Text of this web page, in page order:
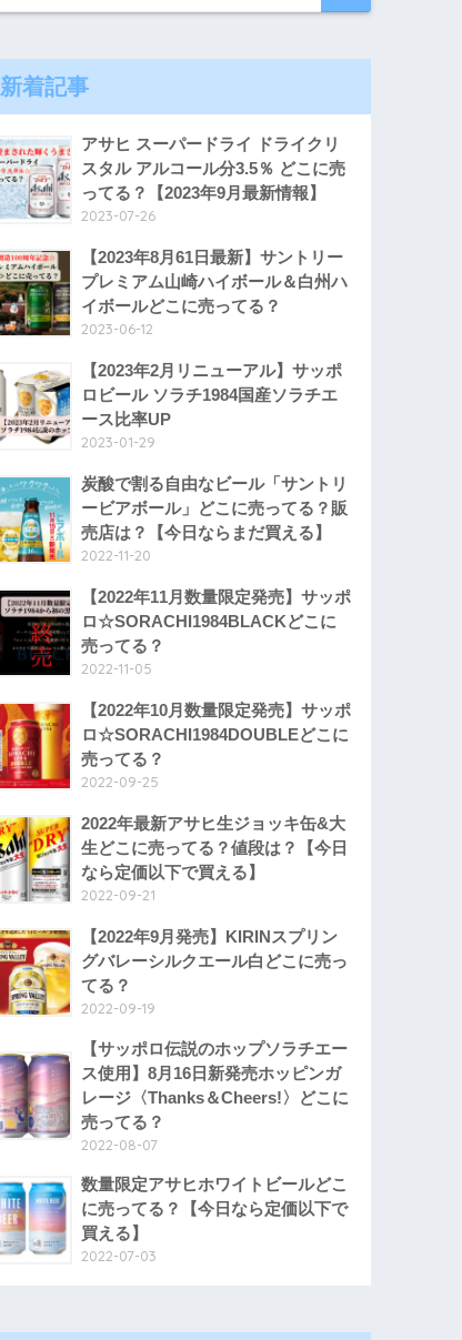
新着記事
アサヒ スーパードライ ドライクリ
スタル アルコール分3.5％ どこに売
ってる？【2023年9月最新情報】
2023-07-26
【2023年8月61日最新】サントリー
プレミアム山崎ハイボール＆白州ハ
イボールどこに売ってる？
2023-06-12
【2023年2月リニューアル】サッポ
ロビール ソラチ1984国産ソラチエ
ース比率UP
2023-01-29
炭酸で割る自由なビール「サントリ
ービアボール」どこに売ってる？販
売店は？【今日ならまだ買える】
2022-11-20
【2022年11月数量限定発売】サッポ
ロ☆SORACHI1984BLACKどこに
売ってる？
2022-11-05
【2022年10月数量限定発売】サッポ
ロ☆SORACHI1984DOUBLEどこに
売ってる？
2022-09-25
2022年最新アサヒ生ジョッキ缶&大
生どこに売ってる？値段は？【今日
なら定価以下で買える】
2022-09-21
【2022年9月発売】KIRINスプリン
グバレーシルクエール白どこに売っ
てる？
2022-09-19
【サッポロ伝説のホップソラチエー
ス使用】8月16日新発売ホッピンガ
レージ〈Thanks＆Cheers!〉どこに
売ってる？
2022-08-07
数量限定アサヒホワイトビールどこ
に売ってる？【今日なら定価以下で
買える】
2022-07-03